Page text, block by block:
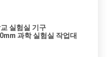
실험실 기구
과학 실험실 작업대